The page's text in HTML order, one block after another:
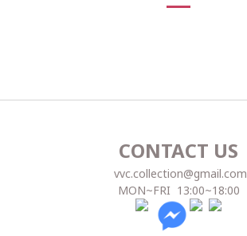
CONTACT US
vvc.collection@gmail.com
MON~FRI 13:00~18:00